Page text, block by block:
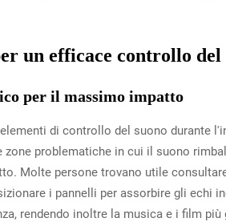
un efficace controllo del
per il massimo impatto
di controllo del suono durante
zone problematiche in cui il suono
Molte persone trovano utile
i pannelli per assorbire gli echi
rendendo inoltre la musica e i film